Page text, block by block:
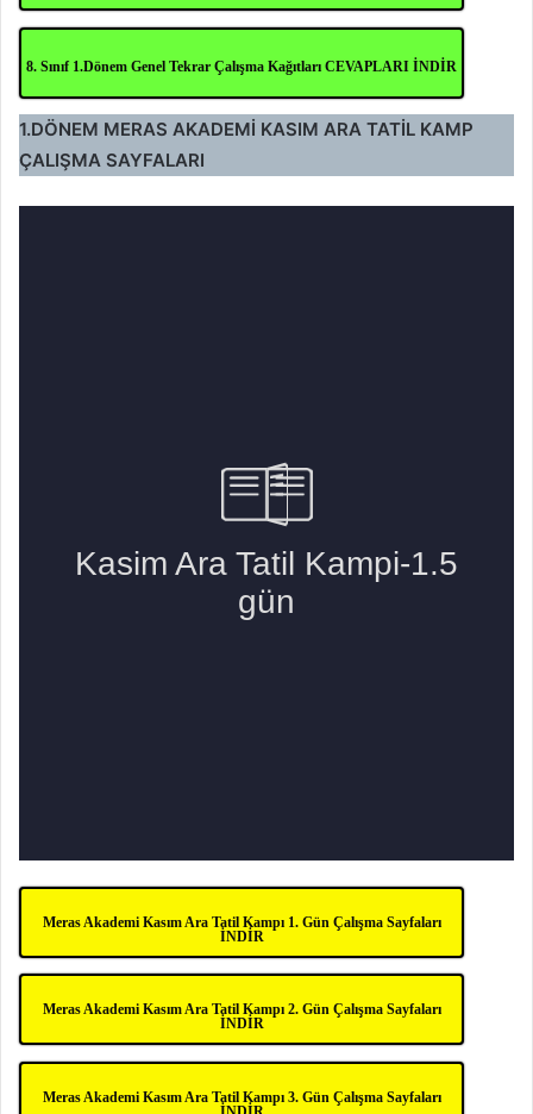
8. Sınıf 1.Dönem Genel Tekrar Çalışma Kağıtları CEVAPLARI İNDİR
1.DÖNEM MERAS AKADEMİ KASIM ARA TATİL KAMP
ÇALIŞMA SAYFALARI
Meras Akademi Kasım Ara Tatil Kampı 1. Gün Çalışma Sayfaları
İNDİR
Meras Akademi Kasım Ara Tatil Kampı 2. Gün Çalışma Sayfaları
İNDİR
Meras Akademi Kasım Ara Tatil Kampı 3. Gün Çalışma Sayfaları